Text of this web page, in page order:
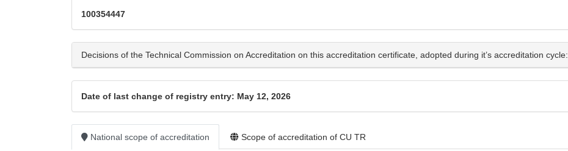
100354447
Decisions of the Technical Commission on Accreditation on this accreditation certificate, adopted during it’s accreditation cycle:
Date of last change of registry entry: May 12, 2026
National scope of accreditation
Scope of accreditation of CU TR